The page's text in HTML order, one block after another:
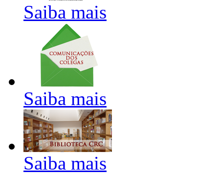
Saiba mais
Saiba mais
Saiba mais